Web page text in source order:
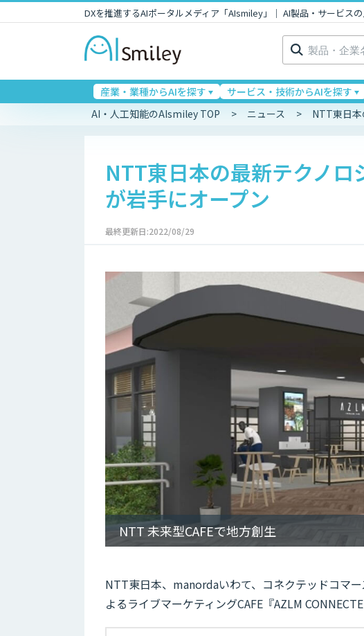
DXを推進するAIポータルメディア「AIsmiley」｜ AI製品・サービス
検
索:
産業・業種からAIを探す サービス・技術からAIを探す
AI・人工知能のAIsmiley TOP ニュース NTT東日本
NTT東日本の最新テクノロ
が岩手にオープン
最終更新日:2022/08/29
NTT 未来型CAFEで地方創生
NTT東日本、manordaいわて、コネクテッドコマ
よるライブマーケティングCAFE『AZLM